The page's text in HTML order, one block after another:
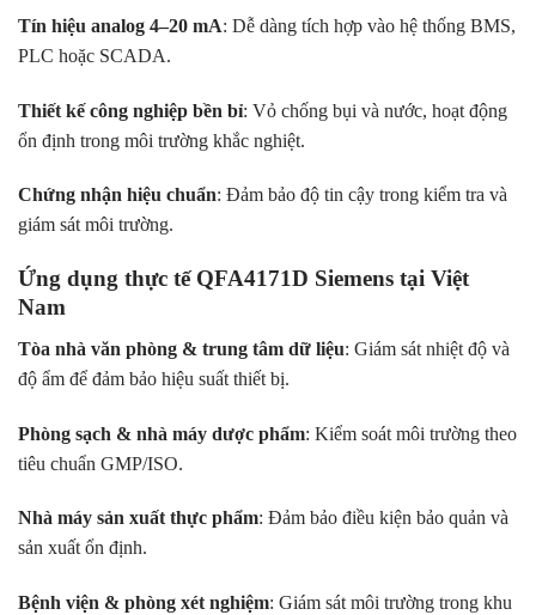
Tín hiệu analog 4–20 mA: Dễ dàng tích hợp vào hệ thống BMS,
PLC hoặc SCADA.
Thiết kế công nghiệp bền bỉ: Vỏ chống bụi và nước, hoạt động
ổn định trong môi trường khắc nghiệt.
Chứng nhận hiệu chuẩn: Đảm bảo độ tin cậy trong kiểm tra và
giám sát môi trường.
Ứng dụng thực tế QFA4171D Siemens tại Việt
Nam
Tòa nhà văn phòng & trung tâm dữ liệu: Giám sát nhiệt độ và
độ ẩm để đảm bảo hiệu suất thiết bị.
Phòng sạch & nhà máy dược phẩm: Kiểm soát môi trường theo
tiêu chuẩn GMP/ISO.
Nhà máy sản xuất thực phẩm: Đảm bảo điều kiện bảo quản và
sản xuất ổn định.
Bệnh viện & phòng xét nghiệm: Giám sát môi trường trong khu